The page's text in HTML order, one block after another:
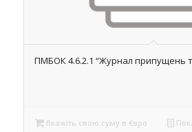
ПМБОК 4.6.2.1 “Журнал припущень
Вкажіть свою суму в €вро